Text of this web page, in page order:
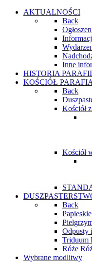
AKTUALNOŚCI
Back
Inne
HISTORIA PARAFII
KOŚCIÓŁ
Back
Kościół
Kościół
Back
Odpusty
Triduum
Róże
Wybrane modlitwy